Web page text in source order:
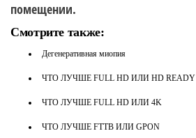
помещении.
Смотрите также:
Дегенеративная миопия
ЧТО ЛУЧШЕ FULL HD ИЛИ HD READY
ЧТО ЛУЧШЕ FULL HD ИЛИ 4K
ЧТО ЛУЧШЕ FTTB ИЛИ GPON